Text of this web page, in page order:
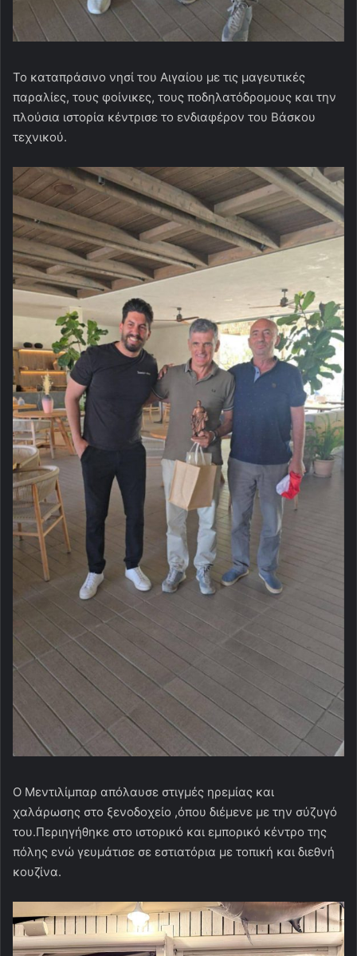
Το καταπράσινο νησί του Αιγαίου με τις μαγευτικές
παραλίες, τους φοίνικες, τους ποδηλατόδρομους και την
πλούσια ιστορία κέντρισε το ενδιαφέρον του Βάσκου
τεχνικού.
Ο Μεντιλίμπαρ απόλαυσε στιγμές ηρεμίας και
χαλάρωσης στο ξενοδοχείο ,όπου διέμενε με την σύζυγό
του.Περιηγήθηκε στο ιστορικό και εμπορικό κέντρο της
πόλης ενώ γευμάτισε σε εστιατόρια με τοπική και διεθνή
κουζίνα.